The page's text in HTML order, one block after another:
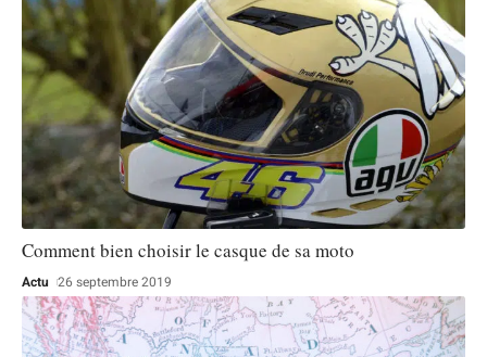
Comment bien choisir le casque de sa moto
Actu 26 septembre 2019